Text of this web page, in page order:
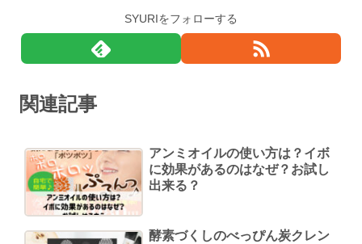
SYURIをフォローする
関連記事
アンミオイルの使い方は？イボ
に効果があるのはなぜ？お試し
出来る？
酵素づくしのべっぴん炭クレン